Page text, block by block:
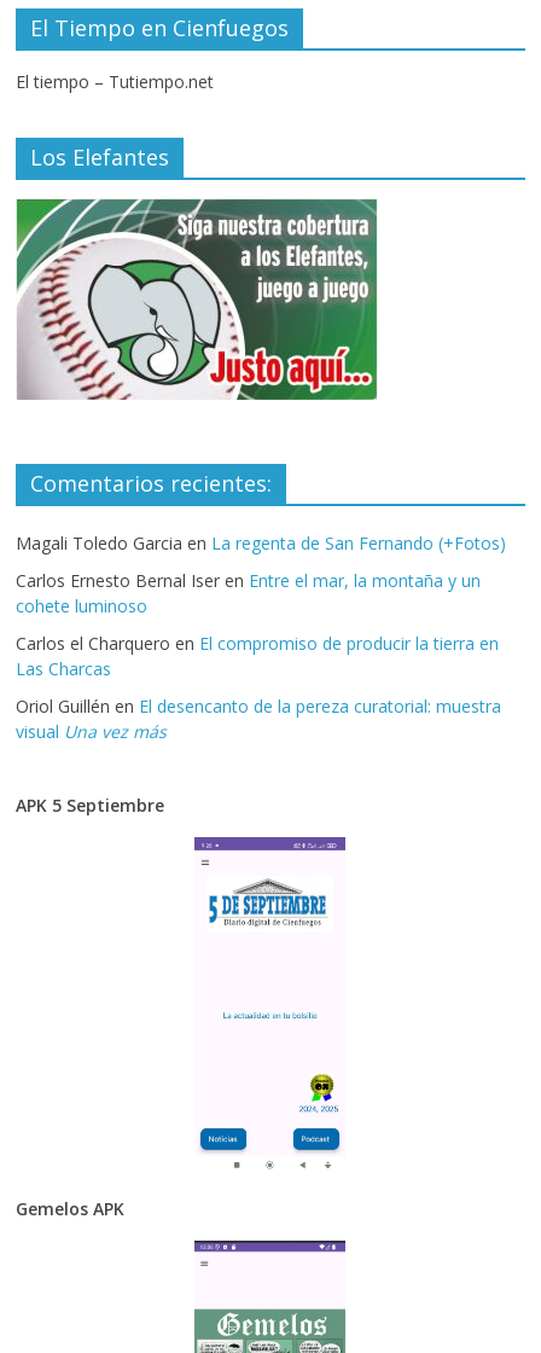
El Tiempo en Cienfuegos
El tiempo – Tutiempo.net
Los Elefantes
Comentarios recientes:
Magali Toledo Garcia en La regenta de San Fernando (+Fotos)
Carlos Ernesto Bernal Iser en Entre el mar, la montaña y un
cohete luminoso
Carlos el Charquero en El compromiso de producir la tierra en
Las Charcas
Oriol Guillén en El desencanto de la pereza curatorial: muestra
visual Una vez más
APK 5 Septiembre
Gemelos APK